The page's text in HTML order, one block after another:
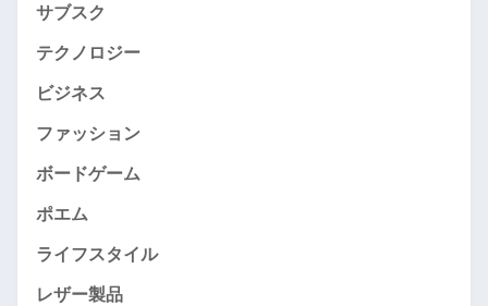
サブスク
テクノロジー
ビジネス
ファッション
ボードゲーム
ポエム
ライフスタイル
レザー製品